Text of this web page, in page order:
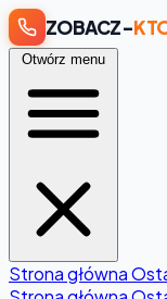
ZOBACZ-
Otwórz menu
Strona główna